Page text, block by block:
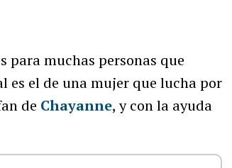
para muchas personas que
es el de una mujer que lucha por
de Chayanne, y con la ayuda